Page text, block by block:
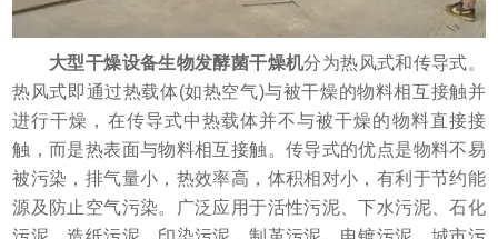
大型干燥设备生物发酵菌干燥机分为热风式和传导式。
热风式即通过热载体(如热空气)与被干燥的物料相互接触并
进行干燥，在传导式中热载体并不与被干燥的物料直接接
触，而是热表面与物料相互接触。传导式的优点是物料不易
被污染，排气量小，热效率高，体积相对小，有利于节约能
源及防止空气污染。广泛应用于活性污泥、下水污泥、石化